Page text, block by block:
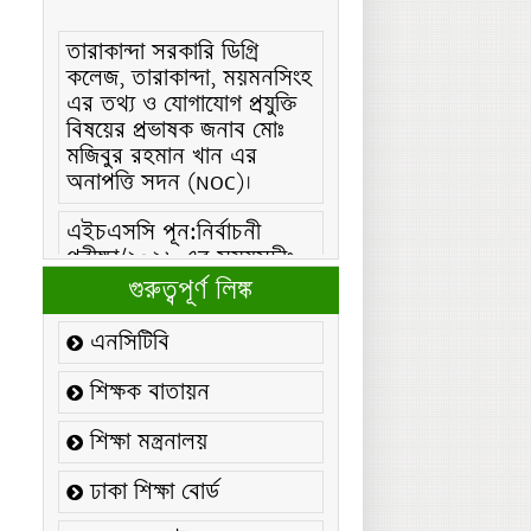
কলেজ, তারাকান্দা, ময়মনসিংহ
এর তথ্য ও যোগাযোগ প্রযুক্তি
বিষয়ের প্রভাষক জনাব মোঃ
মজিবুর রহমান খান এর
অনাপত্তি সদন (NOC)।
পরীক্ষা/২০২৬ এর সময়সূচীঃ
এইচএসসি (বিএমটি) ফরম
পূরণ/২০২৬ বিজ্ঞপ্তিঃ
এইচএসসি ফরম/২০২৬ পূরণ
বিজ্ঞপ্তিঃ
২১ ফেব্রুয়ারি/২০২৬ ইং
তারিখে “শহিদ দিবস ও
আন্তর্জাতিক মাতৃভাষা
গুরুত্বপূর্ণ লিঙ্ক
এনসিটিবি
শিক্ষক বাতায়ন
শিক্ষা মন্ত্রনালয়
ঢাকা শিক্ষা বোর্ড